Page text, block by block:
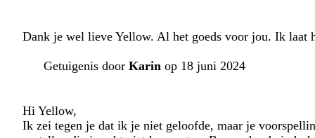
Dank je wel lieve Yellow. Al het goeds voor jou. Ik laat
Getuigenis door Karin op 18 juni 2024
Hi Yellow,
Ik zei tegen je dat ik je niet geloofde, maar je